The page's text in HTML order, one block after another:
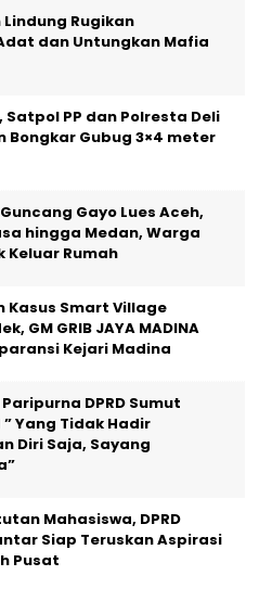
Rugikan
dan Untungkan Mafia
PP dan Polresta Deli
Bongkar Gubug 3×4 meter
Gayo Lues Aceh,
hingga Medan, Warga
Keluar Rumah
Kasus Smart Village
GM GRIB JAYA MADINA
Kejari Madina
DPRD Sumut
” Yang Tidak Hadir
Diri Saja, Sayang
Mahasiswa, DPRD
Siap Teruskan Aspirasi
Pusat